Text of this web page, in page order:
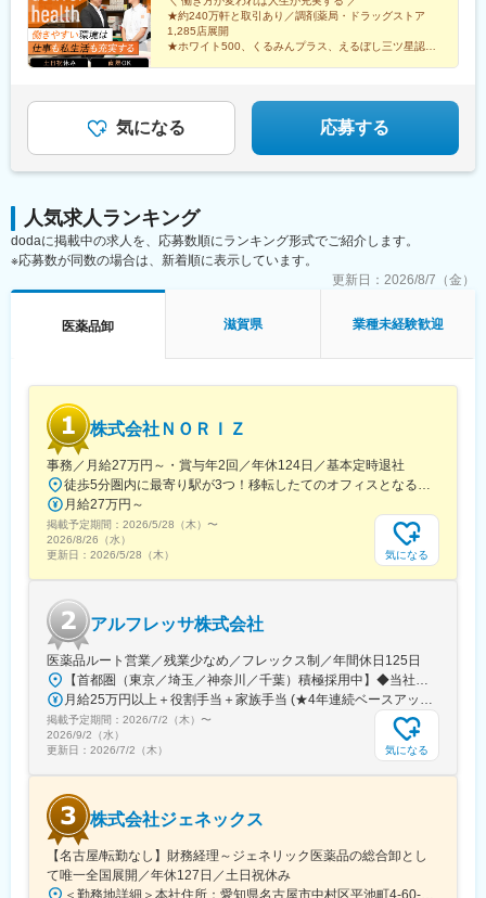
田辺営業所：和歌山県田辺市三栖字三反田130-5京都北営業所：京
都府京都市北区上賀茂向縄手町16滑川営業所：富山県滑川市柳原
字宮ノ東41-29※詳細は「会社概要」欄HPから
駅、上越妙高駅、信州中野駅、附属中学前駅、切石駅、岩村田
駅、西上田駅、酒折駅、禾生駅、富士駅、古庄駅、半田駅、荒子
川公園駅、妙興寺駅、六軒駅(三重県)、霞ケ浦駅、光善寺駅、平野
駅(地下鉄)、久米田駅、ケーブル八幡宮山上駅、田村駅、唐崎駅、
出雲市駅、高野駅、西富井駅、周防下郷駅、櫛ケ浜駅、府中駅(徳
島県)、北久米駅、北宇和島駅、伏石駅、下曽根駅、高城駅、杵築
★約240万軒と取引あり／調剤薬局・ドラッグストア
1,285店展開
★ホワイト500、くるみんプラス、えるぼし三ツ星認定
気になる 応募する
人気求人ランキング
dodaに掲載中の求人を、応募数順にランキング形式でご紹介します。
※応募数が同数の場合は、新着順に表示しています。
更新日： 2026/8/7（金）
医薬品卸 滋賀県 業種未経験歓迎
株式会社ＮＯＲＩＺ
事務／月給27万円～・賞与年2回／年休124日／基本定時退社
徒歩5分圏内に最寄り駅が3つ！移転したてのオフィスとなるため、新しくキレイなオフィスで働けます！★転勤なし東京都中央区銀座6-13-16 ヒューリック銀座ウォールビル3階新富町から徒歩3分※受動喫煙対策：屋内禁煙
月給27万円～
掲載予定期間： 2026/5/28（木） 〜
2026/8/26（水）
更新日： 2026/5/28（木） 気になる
アルフレッサ株式会社
医薬品ルート営業／残業少なめ／フレックス制／年間休日125日
【首都圏（東京／埼玉／神奈川／千葉）積極採用中】◆当社が展開する【北海道／関東／首都圏／中部／近畿／九州】の各事業所へご希望を考慮した上で配属となります。【北海道】北海道【関東】栃木／群馬／茨城／長野／山梨／新潟【首都圏】東京／埼玉／神奈川／千葉★積極採用エリア【中部】静岡／愛知／三重／岐阜【近畿】滋賀／兵庫／大阪／京都／奈良／和歌山【九州】福岡／長崎／熊本／大分／宮崎／鹿児島各事業所の詳細については、弊社HPよりご確認ください※「企業情報」→「拠点」よりご確認いただけます。屋内禁煙(※喫煙室あり※禁煙タイムあり※喫煙室での就労はありません)
月給25万円以上＋役割手当＋家族手当 (★4年連続ベースアップ実施！)※時間外手当別途支給※年齢、経験、能力を考慮の上、優遇します
掲載予定期間： 2026/7/2（木） 〜
2026/9/2（水）
更新日： 2026/7/2（木） 気になる
株式会社ジェネックス
【名古屋/転勤なし】財務経理～ジェネリック医薬品の総合卸とし
て唯一全国展開／年休127日／土日祝休み
＜勤務地詳細＞本社住所：愛知県名古屋市中村区平池町4-60-12 グローバルゲート27F受動喫煙対策：敷地内喫煙可能場所あり変更の範囲：無